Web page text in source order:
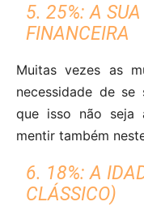
5. 25%: A
FINANCEIRA
Muitas vezes as
necessidade de se
que isso não seja
mentir também
6. 18%: A
CLÁSSICO)